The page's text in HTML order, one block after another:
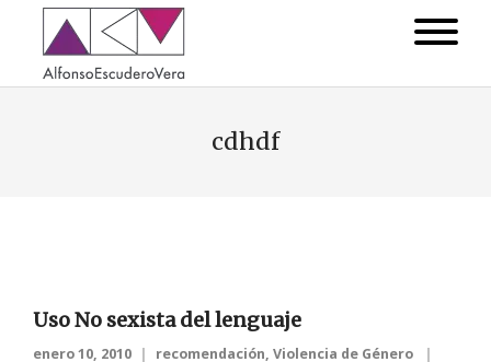
cdhdf
Uso No sexista del lenguaje
enero 10, 2010 recomendación, Violencia de Género